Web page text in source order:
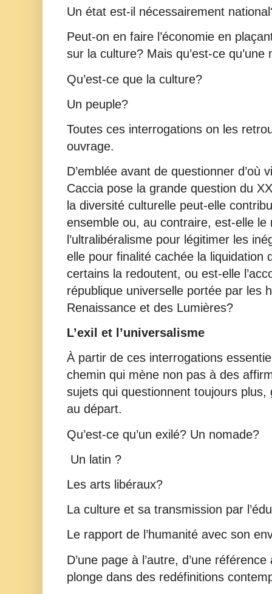
Un état est-il nécessairement
Peut-on en faire l’économie en
sur la culture? Mais qu’est-ce qu’une
Qu’est-ce que la culture?
Un peuple?
Toutes ces interrogations on les
ouvrage.
D’emblée avant de questionner d’où
Caccia pose la grande question du
la diversité culturelle peut-elle
ensemble ou, au contraire, est-elle le
l’ultralibéralisme pour légitimer les
elle pour finalité cachée la liquidation
certains la redoutent, ou est-elle
république universelle portée par les
Renaissance et des Lumières?
L’exil et l’universalisme
À partir de ces interrogations
chemin qui mène non pas à des
sujets qui questionnent toujours
au départ.
Qu’est-ce qu’un exilé? Un nomade?
Un latin ?
Les arts libéraux?
La culture et sa transmission par
Le rapport de l’humanité avec son
D’une page à l’autre, d’une
plonge dans des redéfinitions